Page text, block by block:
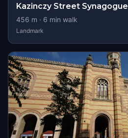
Kazinczy Street Synagogue
456 m · 6 min walk
Landmark